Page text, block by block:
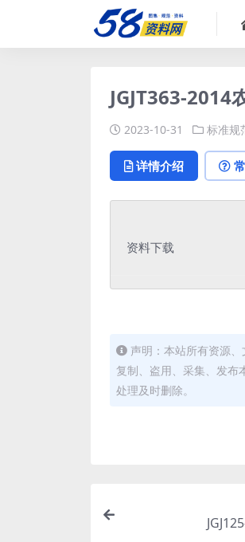
JGJT363-2014
2023-10-31 标准规
详情介绍
资料下载
声明：本站所有资源
复制、盗用、采集、发布
处理及时删除。